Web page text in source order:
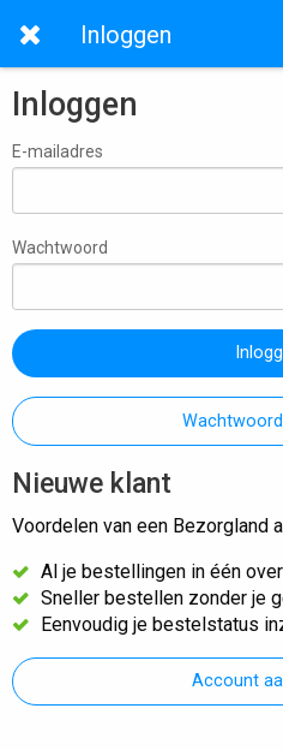
Inloggen
Inloggen
E-mailadres
Wachtwoord
Nieuwe klant
Voordelen van een Bezorgland
Al je bestellingen in één
Sneller bestellen zonder je
Eenvoudig je bestelstatus
Account